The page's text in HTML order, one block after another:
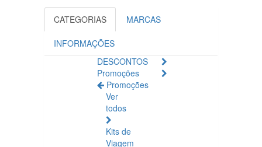
CATEGORIAS MARCAS
INFORMAÇÕES
DESCONTOS
Promoções
Promoções
Ver
todos
Kits de
Viagem